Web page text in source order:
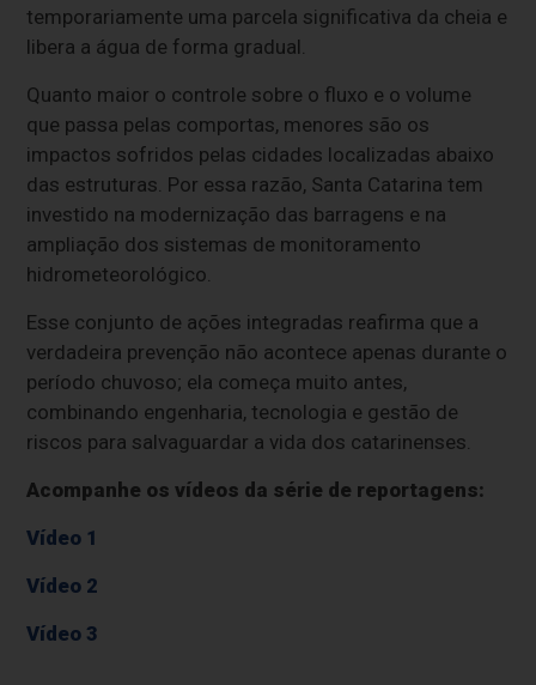
temporariamente uma parcela significativa da cheia e
libera a água de forma gradual.
Quanto maior o controle sobre o fluxo e o volume
que passa pelas comportas, menores são os
impactos sofridos pelas cidades localizadas abaixo
das estruturas. Por essa razão, Santa Catarina tem
investido na modernização das barragens e na
ampliação dos sistemas de monitoramento
hidrometeorológico.
Esse conjunto de ações integradas reafirma que a
verdadeira prevenção não acontece apenas durante o
período chuvoso; ela começa muito antes,
combinando engenharia, tecnologia e gestão de
riscos para salvaguardar a vida dos catarinenses.
Acompanhe os vídeos da série de reportagens:
Vídeo 1
Vídeo 2
Vídeo 3